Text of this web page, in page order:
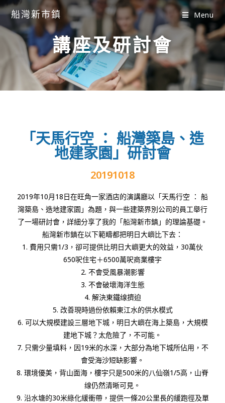
船灣新市鎮 Menu
講座及研討會
「天馬行空 ： 船灣築島、造
地建家園」研討會
20191018
2019年10月18日在旺角一家酒店的演講廳以「天馬行空 ： 船
灣築島、造地建家園」為題，與一些建築界別公司的員工舉行
了一場研討會，詳細分享了我的「船灣新市鎮」的理論基礎。
船灣新市鎮在以下範疇都把明日大嶼比下去：
1. 費用只需1/3 ，卻可提供比明日大嶼更大的效益， 30萬伙
650呎住宅＋6500萬呎商業樓宇
2. 不會受風暴潮影響
3. 不會破壞海洋生態
4. 解決東鐵缐擠迫
5. 改善現時過份依賴東江水的供水模式
6. 可以大規模建設三層地下城，明日大嶼在海上築島，大規模
建地下城？太危險了，不可能。
7. 只需少量填料，因19米的水深，大部分為地下城所佔用，不
會受海沙短缺影響。
8. 環境優美，背山面海，樓宇只是500米的八仙嶺1/5高，山脊
缐仍然清晰可見。
9. 沿水塘的30米綠化緩衝帶，提供一條20公里長的緩跑徑及單